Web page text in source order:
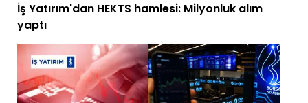
İş Yatırım'dan HEKTS hamlesi: Milyonluk alım
yaptı